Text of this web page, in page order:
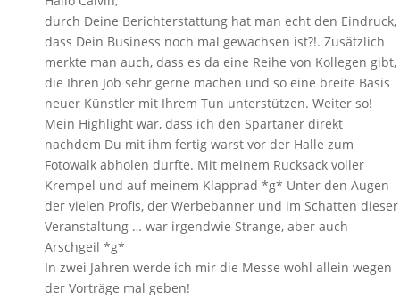
durch Deine Berichterstattung hat man echt den Eindruck,
dass Dein Business noch mal gewachsen ist?!. Zusätzlich
merkte man auch, dass es da eine Reihe von Kollegen gibt,
die Ihren Job sehr gerne machen und so eine breite Basis
neuer Künstler mit Ihrem Tun unterstützen. Weiter so!
Mein Highlight war, dass ich den Spartaner direkt
nachdem Du mit ihm fertig warst vor der Halle zum
Fotowalk abholen durfte. Mit meinem Rucksack voller
Krempel und auf meinem Klapprad *g* Unter den Augen
der vielen Profis, der Werbebanner und im Schatten dieser
Veranstaltung … war irgendwie Strange, aber auch
Arschgeil *g*
In zwei Jahren werde ich mir die Messe wohl allein wegen
der Vorträge mal geben!